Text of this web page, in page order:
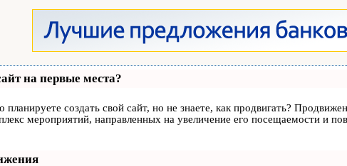
на первые места?
планируете создать свой сайт, но не знаете, как продвигать?
мероприятий, направленных на увеличение его посещаемости и